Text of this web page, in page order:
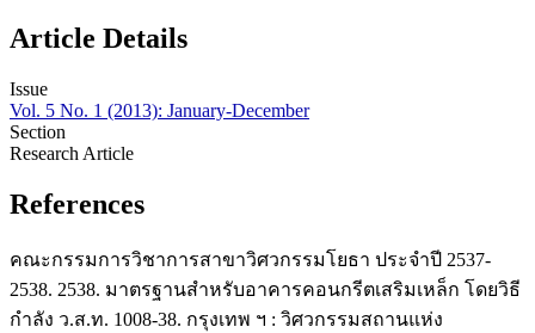
Article Details
Issue
Vol. 5 No. 1 (2013): January-December
Section
Research Article
References
คณะกรรมการวิชาการสาขาวิศวกรรมโยธา ประจำปี 2537-
2538. 2538. มาตรฐานสำหรับอาคารคอนกรีตเสริมเหล็ก โดยวิธี
กำลัง ว.ส.ท. 1008-38. กรุงเทพ ฯ : วิศวกรรมสถานแห่ง